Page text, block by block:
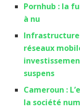
Pornhub : la
à nu
réseaux
suspens
Cameroun :
la société